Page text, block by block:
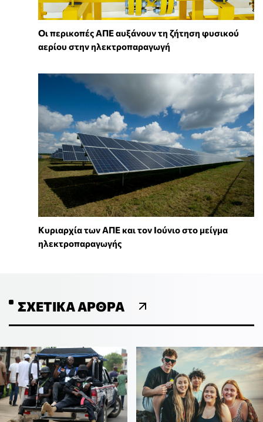
Οι περικοπές ΑΠΕ αυξάνουν τη ζήτηση φυσικού
αερίου στην ηλεκτροπαραγωγή
Κυριαρχία των ΑΠΕ και τον Ιούνιο στο μείγμα
ηλεκτροπαραγωγής
ΣΧΕΤΙΚΆ ΆΡΘΡΑ